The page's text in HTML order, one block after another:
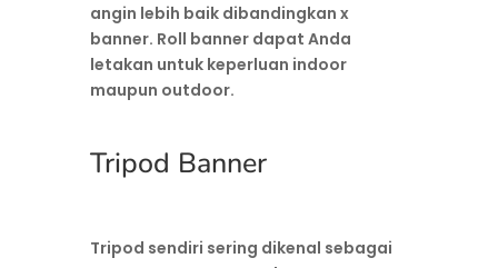
angin lebih baik dibandingkan x
banner. Roll banner dapat Anda
letakan untuk keperluan indoor
maupun outdoor.
Tripod Banner
Tripod sendiri sering dikenal sebagai